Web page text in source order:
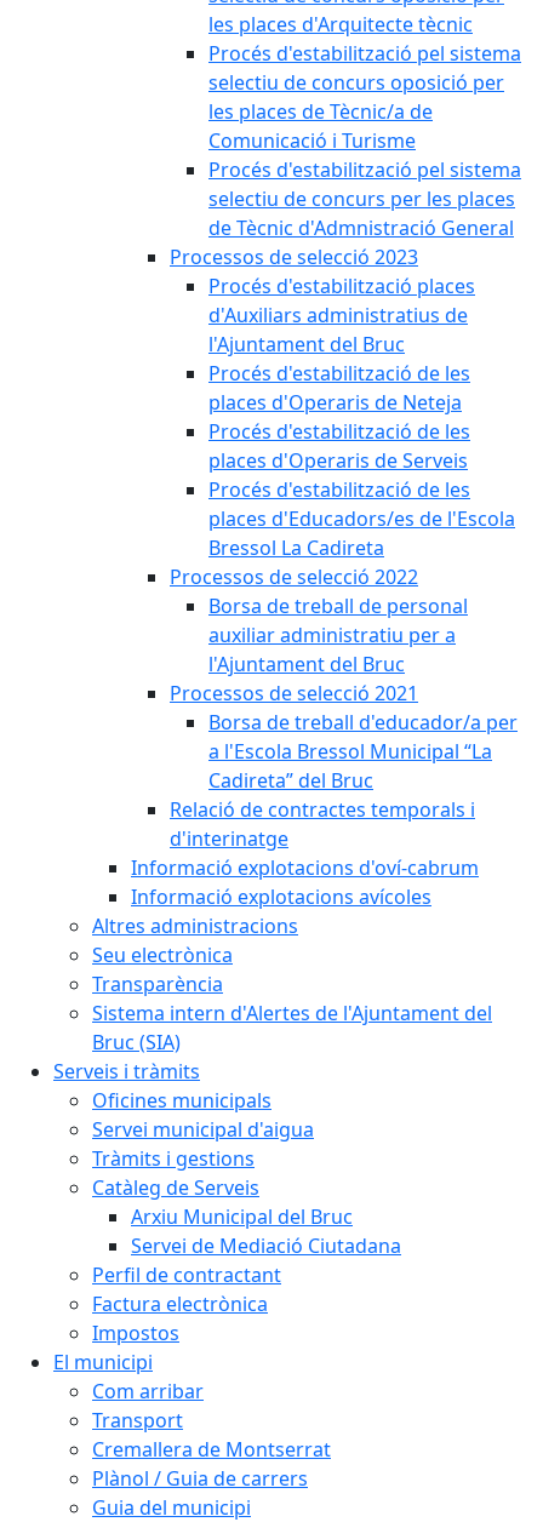
les places d'Arquitecte tècnic
Procés d'estabilització pel sistema
selectiu de concurs oposició per
les places de Tècnic/a de
Comunicació i Turisme
Procés d'estabilització pel sistema
selectiu de concurs per les places
de Tècnic d'Admnistració General
Processos de selecció 2023
Procés d'estabilització places
d'Auxiliars administratius de
l'Ajuntament del Bruc
Procés d'estabilització de les
places d'Operaris de Neteja
Procés d'estabilització de les
places d'Operaris de Serveis
Procés d'estabilització de les
places d'Educadors/es de l'Escola
Bressol La Cadireta
Processos de selecció 2022
Borsa de treball de personal
auxiliar administratiu per a
l'Ajuntament del Bruc
Processos de selecció 2021
Borsa de treball d'educador/a per
a l'Escola Bressol Municipal “La
Cadireta” del Bruc
Relació de contractes temporals i
d'interinatge
Informació explotacions d'oví-cabrum
Informació explotacions avícoles
Altres administracions
Seu electrònica
Transparència
Sistema intern d'Alertes de l'Ajuntament del
Bruc (SIA)
Serveis i tràmits
Oficines municipals
Servei municipal d'aigua
Tràmits i gestions
Catàleg de Serveis
Arxiu Municipal del Bruc
Servei de Mediació Ciutadana
Perfil de contractant
Factura electrònica
Impostos
El municipi
Com arribar
Transport
Cremallera de Montserrat
Plànol / Guia de carrers
Guia del municipi